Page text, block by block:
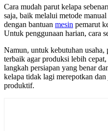
Cara mudah parut kelapa
saja, baik melalui metode
dengan bantuan mesin pemarut
Untuk penggunaan harian, cara
Namun, untuk kebutuhan usaha,
terbaik agar produksi lebih
langkah persiapan yang benar
kelapa tidak lagi merepotkan
produktif.